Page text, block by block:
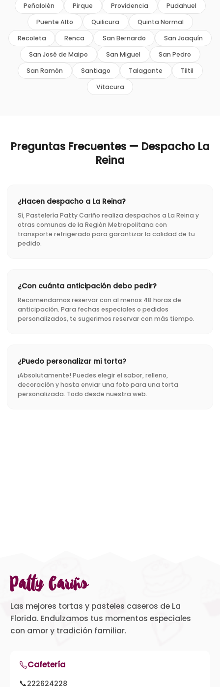
Peñalolén Pirque Providencia
Pudahuel
Puente Alto
Quilicura
Quinta Normal
Recoleta
Renca San Bernardo
San Joaquín
San José de Maipo
San Miguel
San Pedro
San Ramón
Santiago Talagante
Tiltil
Vitacura
Preguntas Frecuentes — Despacho La
Reina
¿Hacen despacho a La Reina?
Sí, Pastelería Patty Cariño realiza despachos a La Reina y
otras comunas de la Región Metropolitana con
transporte refrigerado para garantizar la calidad de tu
pedido.
¿Con cuánta anticipación debo pedir?
Recomendamos reservar con al menos 48 horas de
anticipación. Para fechas especiales o pedidos
personalizados, te sugerimos reservar con más tiempo.
¿Puedo personalizar mi torta?
¡Absolutamente! Puedes elegir el sabor, relleno,
decoración y hasta enviar una foto para una torta
personalizada. Todo desde nuestra web.
Patty Cariño
Las mejores tortas y pasteles caseros de La
Florida. Endulzamos tus momentos especiales
con amor y tradición familiar.
Cafetería
📞222624228